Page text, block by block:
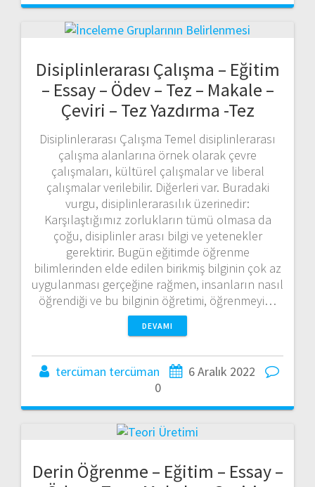
Disiplinlerarası Çalışma – Eğitim
– Essay – Ödev – Tez – Makale –
Çeviri – Tez Yazdırma -Tez
Disiplinlerarası Çalışma Temel disiplinlerarası
çalışma alanlarına örnek olarak çevre
çalışmaları, kültürel çalışmalar ve liberal
çalışmalar verilebilir. Diğerleri var. Buradaki
vurgu, disiplinlerarasılık üzerinedir:
Karşılaştığımız zorlukların tümü olmasa da
çoğu, disiplinler arası bilgi ve yetenekler
gerektirir. Bugün eğitimde öğrenme
bilimlerinden elde edilen birikmiş bilginin çok az
uygulanması gerçeğine rağmen, insanların nasıl
öğrendiği ve bu bilginin öğretimi, öğrenmeyi…
DEVAMI
tercüman tercüman
6 Aralık 2022
0
Derin Öğrenme – Eğitim – Essay –